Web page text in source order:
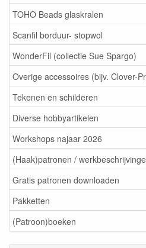
TOHO Beads glaskralen
Scanfil borduur- stopwol
WonderFil (collectie Sue Spargo)
Overige accessoires (bijv. Clover-
Tekenen en schilderen
Diverse hobbyartikelen
Workshops najaar 2026
(Haak)patronen /
Gratis patronen downloaden
Pakketten
(Patroon)boeken